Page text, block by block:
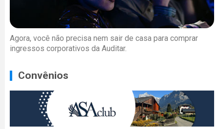
Agora, você não precisa nem sair de casa para comprar
ingressos corporativos da Auditar.
Convênios